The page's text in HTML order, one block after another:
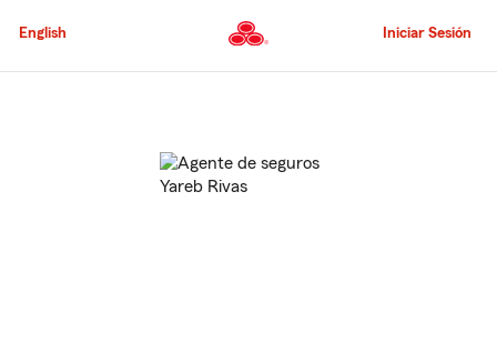
al
principal
English Iniciar Sesión